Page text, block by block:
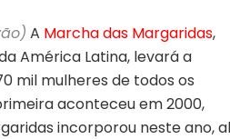
A Marcha das Margaridas,
América Latina, levará a
mil mulheres de todos os
aconteceu em 2000,
incorporou neste ano,